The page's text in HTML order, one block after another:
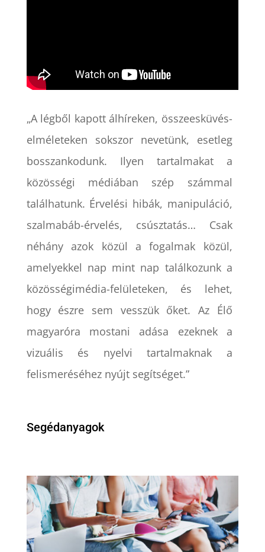
„A légből kapott álhíreken, összeesküvés-
elméleteken sokszor nevetünk, esetleg
bosszankodunk. Ilyen tartalmakat a
közösségi médiában szép számmal
találhatunk. Érvelési hibák, manipuláció,
szalmabáb-érvelés, csúsztatás… Csak
néhány azok közül a fogalmak közül,
amelyekkel nap mint nap találkozunk a
közösségimédia-felületeken, és lehet,
hogy észre sem vesszük őket. Az Élő
magyaróra mostani adása ezeknek a
vizuális és nyelvi tartalmaknak a
felismeréséhez nyújt segítséget.”
Segédanyagok